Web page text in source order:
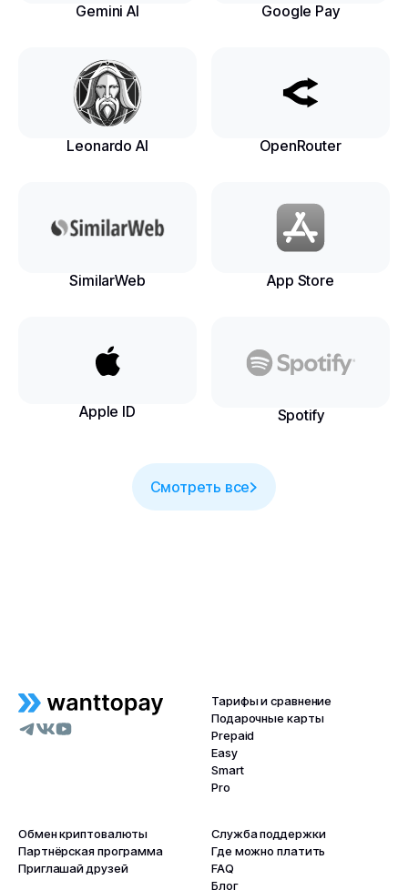
Gemini AI Google Pay
Leonardo AI OpenRouter
SimilarWeb App Store
Apple ID Spotify
Смотреть все
Тарифы и сравнение
Подарочные карты
Prepaid
Easy
Smart
Pro
Обмен криптовалюты
Партнёрская программа
Приглашай друзей
Служба поддержки
Где можно платить
FAQ
Блог